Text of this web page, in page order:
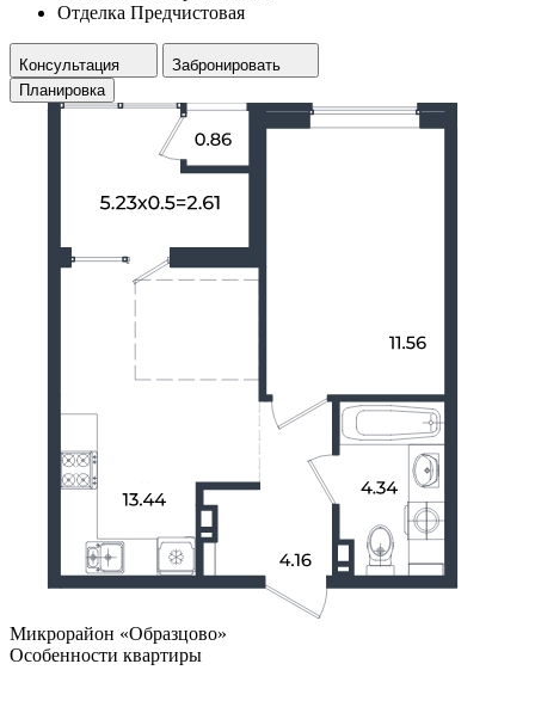
Отделка Предчистовая
Консультация
Забронировать
Планировка
Микрорайон «Образцово»
Особенности квартиры